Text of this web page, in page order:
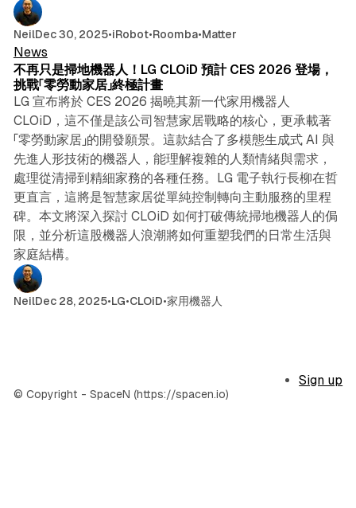
NeilDec 30, 2025•iRobot•Roomba•Matter
News
不再只是掃地機器人！LG CLOiD 預計 CES 2026 登場，
挑戰「零勞動家居」終極計畫
LG 宣布將於 CES 2026 揭曉其新一代家用機器人
CLOiD，這不僅是該公司智慧家居戰略的核心，更承載著
「零勞動家居」的開發願景。這款結合了多模態生成式 AI 與
先進人形技術的機器人，能理解複雜的人類情緒與需求，
處理從清掃到精細家務的各種任務。LG 電子執行長柳在哲
更直言，這將是智慧家居從單純控制轉向主動服務的里程
碑。本文將深入探討 CLOiD 如何打破傳統掃地機器人的侷
限，並分析這股機器人浪潮將如何重塑我們的日常生活與
家庭結構。
NeilDec 28, 2025•LG•CLOiD•家用機器人
© Copyright - SpaceN (https://spacen.io)
Sign up